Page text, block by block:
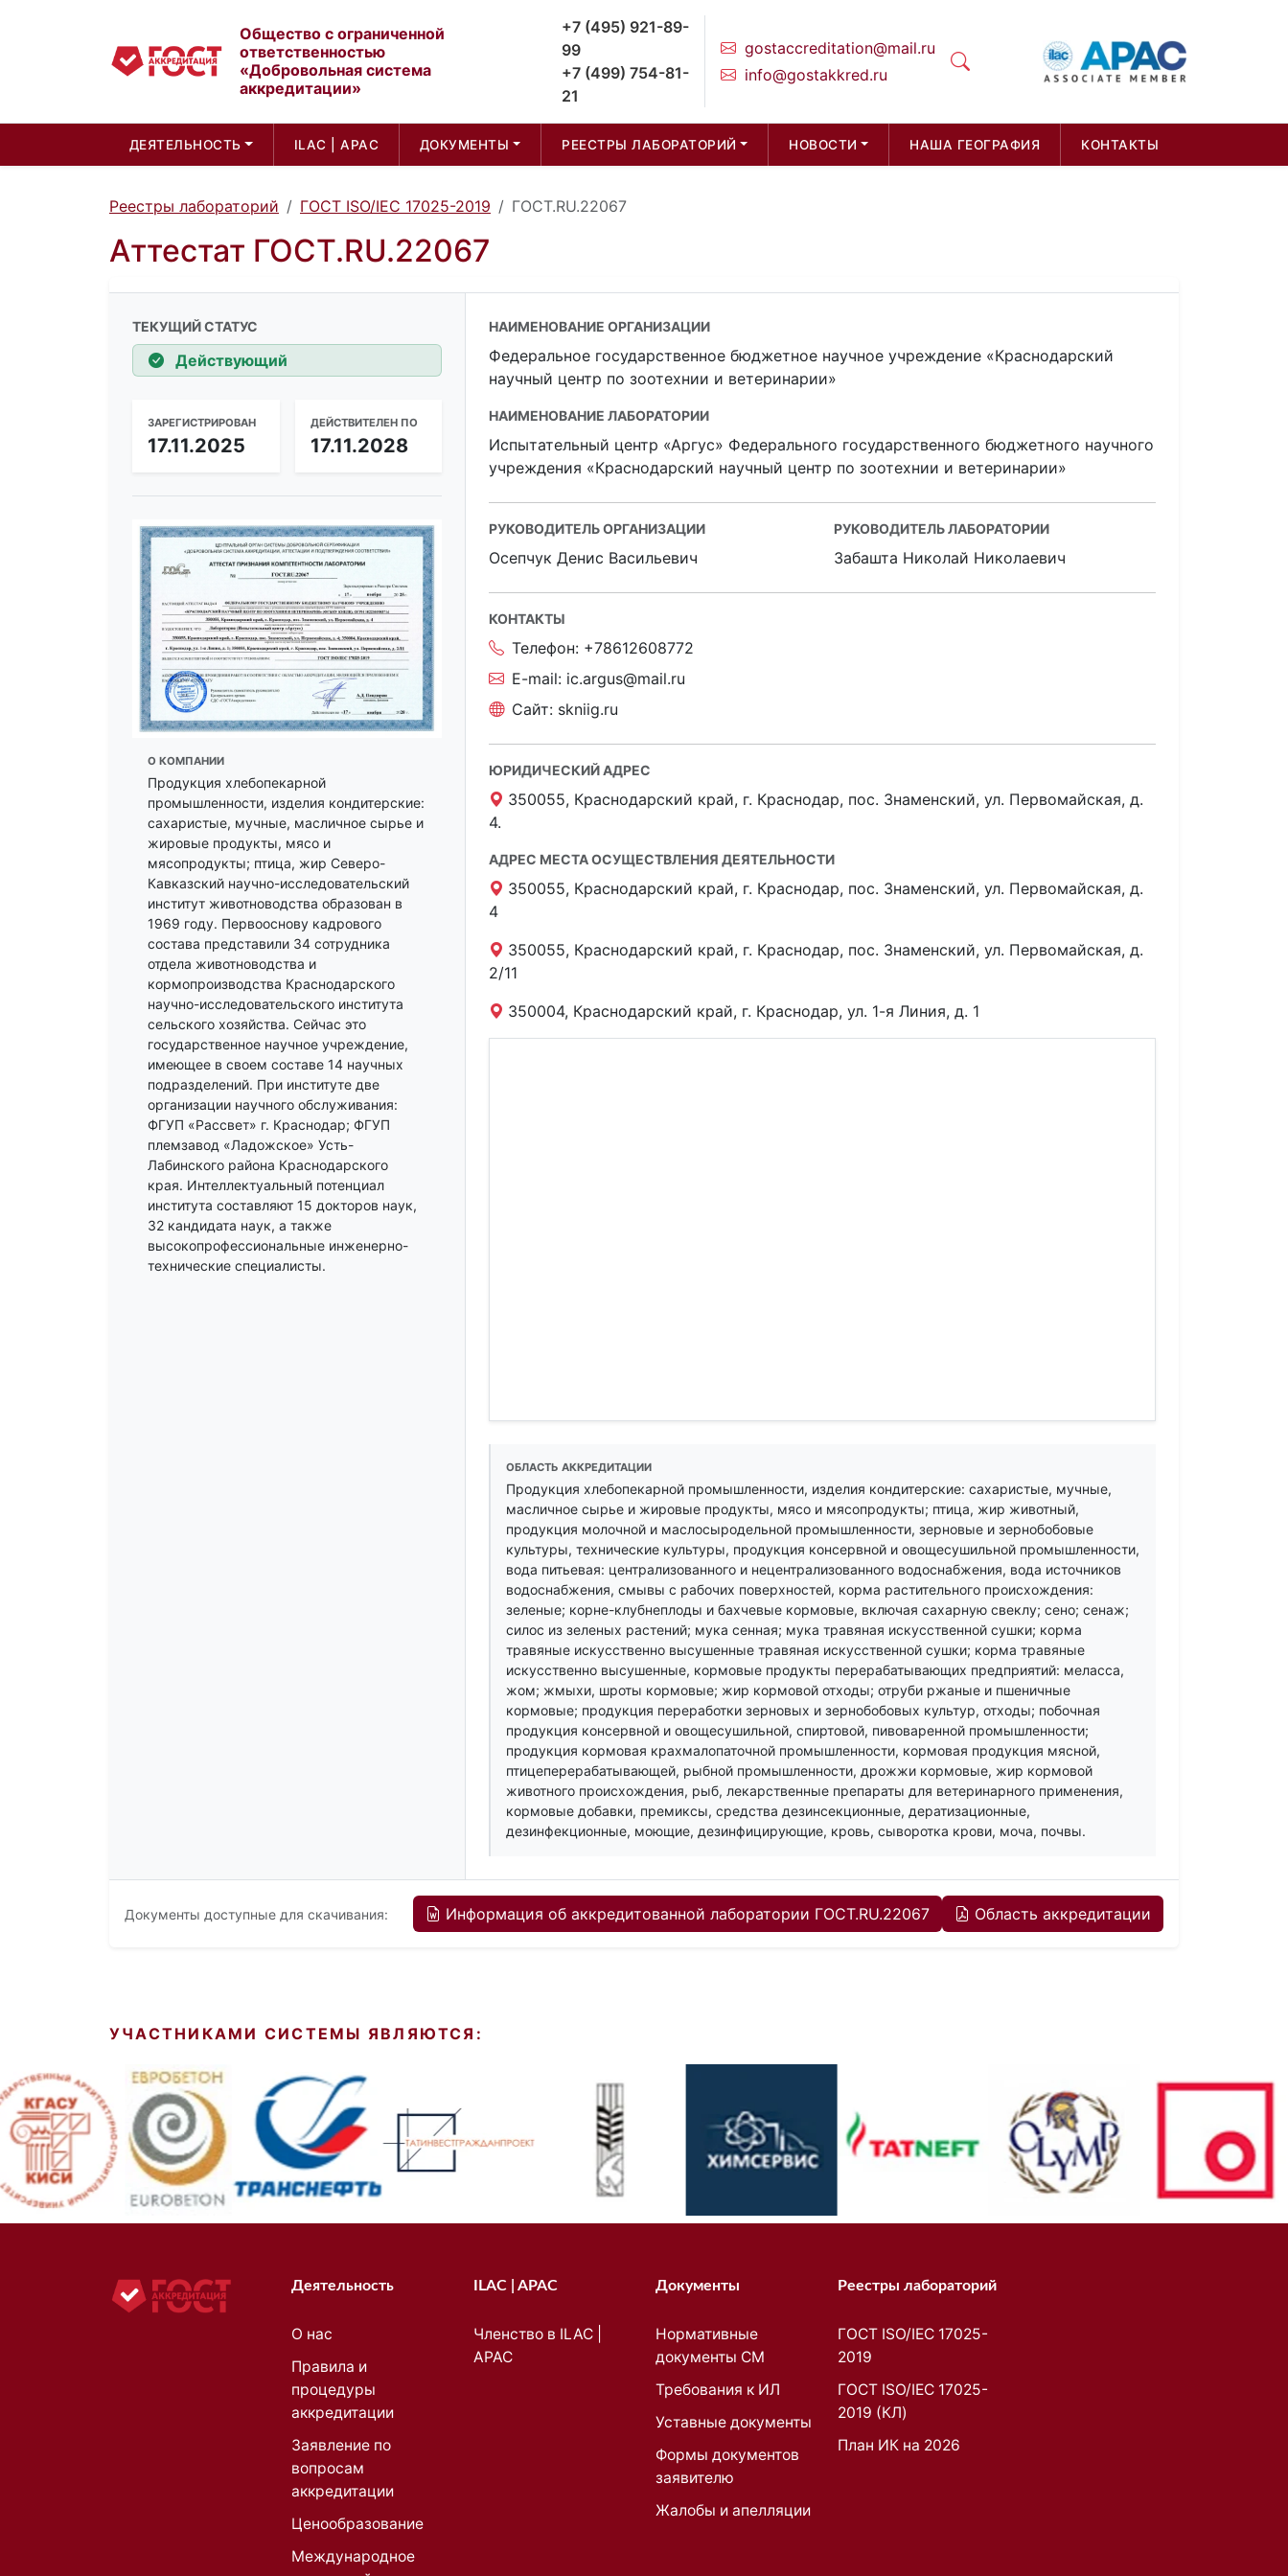
Общество с ограниченной
ответственностью
«Добровольная система
аккредитации»
+7 (495) 921-89-
99
+7 (499) 754-81-
21
gostaccreditation@mail.ru
info@gostakkred.ru
ДЕЯТЕЛЬНОСТЬ ILAC | APAC ДОКУМЕНТЫ РЕЕСТРЫ ЛАБОРАТОРИЙ НОВОСТИ НАША ГЕОГРАФИЯ КОНТАКТЫ
Реестры лабораторий ГОСТ ISO/IEC 17025-2019 ГОСТ.RU.22067
Аттестат ГОСТ.RU.22067
ТЕКУЩИЙ СТАТУС
Действующий
ЗАРЕГИСТРИРОВАН
17.11.2025
ДЕЙСТВИТЕЛЕН ПО
17.11.2028
О КОМПАНИИ
Продукция хлебопекарной
промышленности, изделия кондитерские:
сахаристые, мучные, масличное сырье и
жировые продукты, мясо и
мясопродукты; птица, жир Северо-
Кавказский научно-исследовательский
институт животноводства образован в
1969 году. Первооснову кадрового
состава представили 34 сотрудника
отдела животноводства и
кормопроизводства Краснодарского
научно-исследовательского института
сельского хозяйства. Сейчас это
государственное научное учреждение,
имеющее в своем составе 14 научных
подразделений. При институте две
организации научного обслуживания:
ФГУП «Рассвет» г. Краснодар; ФГУП
племзавод «Ладожское» Усть-
Лабинского района Краснодарского
края. Интеллектуальный потенциал
института составляют 15 докторов наук,
32 кандидата наук, а также
высокопрофессиональные инженерно-
технические специалисты.
НАИМЕНОВАНИЕ ОРГАНИЗАЦИИ
Федеральное государственное бюджетное научное учреждение «Краснодарский
научный центр по зоотехнии и ветеринарии»
НАИМЕНОВАНИЕ ЛАБОРАТОРИИ
Испытательный центр «Аргус» Федерального государственного бюджетного научного
учреждения «Краснодарский научный центр по зоотехнии и ветеринарии»
РУКОВОДИТЕЛЬ ОРГАНИЗАЦИИ
Осепчук Денис Васильевич
РУКОВОДИТЕЛЬ ЛАБОРАТОРИИ
Забашта Николай Николаевич
КОНТАКТЫ
Телефон: +78612608772
E-mail: ic.argus@mail.ru
Сайт: skniig.ru
ЮРИДИЧЕСКИЙ АДРЕС
350055, Краснодарский край, г. Краснодар, пос. Знаменский, ул. Первомайская, д.
4.
АДРЕС МЕСТА ОСУЩЕСТВЛЕНИЯ ДЕЯТЕЛЬНОСТИ
350055, Краснодарский край, г. Краснодар, пос. Знаменский, ул. Первомайская, д.
4
350055, Краснодарский край, г. Краснодар, пос. Знаменский, ул. Первомайская, д.
2/11
350004, Краснодарский край, г. Краснодар, ул. 1-я Линия, д. 1
ОБЛАСТЬ АККРЕДИТАЦИИ
Продукция хлебопекарной промышленности, изделия кондитерские: сахаристые, мучные,
масличное сырье и жировые продукты, мясо и мясопродукты; птица, жир животный,
продукция молочной и маслосыродельной промышленности, зерновые и зернобобовые
культуры, технические культуры, продукция консервной и овощесушильной промышленности,
вода питьевая: централизованного и нецентрализованного водоснабжения, вода источников
водоснабжения, смывы с рабочих поверхностей, корма растительного происхождения:
зеленые; корне-клубнеплоды и бахчевые кормовые, включая сахарную свеклу; сено; сенаж;
силос из зеленых растений; мука сенная; мука травяная искусственной сушки; корма
травяные искусственно высушенные травяная искусственной сушки; корма травяные
искусственно высушенные, кормовые продукты перерабатывающих предприятий: меласса,
жом; жмыхи, шроты кормовые; жир кормовой отходы; отруби ржаные и пшеничные
кормовые; продукция переработки зерновых и зернобобовых культур, отходы; побочная
продукция консервной и овощесушильной, спиртовой, пивоваренной промышленности;
продукция кормовая крахмалопаточной промышленности, кормовая продукция мясной,
птицеперерабатывающей, рыбной промышленности, дрожжи кормовые, жир кормовой
животного происхождения, рыб, лекарственные препараты для ветеринарного применения,
кормовые добавки, премиксы, средства дезинсекционные, дератизационные,
дезинфекционные, моющие, дезинфицирующие, кровь, сыворотка крови, моча, почвы.
Документы доступные для скачивания: Информация об аккредитованной лаборатории ГОСТ.RU.22067 Область аккредитации
УЧАСТНИКАМИ СИСТЕМЫ ЯВЛЯЮТСЯ:
Деятельность
О нас
Правила и
процедуры
аккредитации
Заявление по
вопросам
аккредитации
Ценообразование
Международное
ILAC | APAC
Членство в ILAC |
APAC
Документы
Нормативные
документы СМ
Требования к ИЛ
Уставные документы
Формы документов
заявителю
Жалобы и апелляции
Реестры лабораторий
ГОСТ ISO/IEC 17025-
2019
ГОСТ ISO/IEC 17025-
2019 (КЛ)
План ИК на 2026